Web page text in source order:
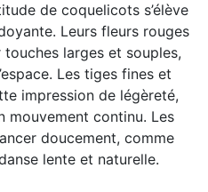
de coquelicots s’élève
Leurs fleurs rouges
larges et souples,
Les tiges fines et
impression de légèreté,
mouvement continu. Les
doucement, comme
lente et naturelle.